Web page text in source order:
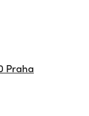
Praha